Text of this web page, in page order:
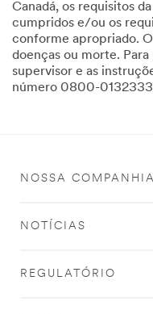
Canadá, os requisitos
cumpridos e/ou os
conforme apropriado.
doenças ou morte.
supervisor e as
número 0800-
NOSSA COMPANHIA
NOTÍCIAS
REGULATÓRIO